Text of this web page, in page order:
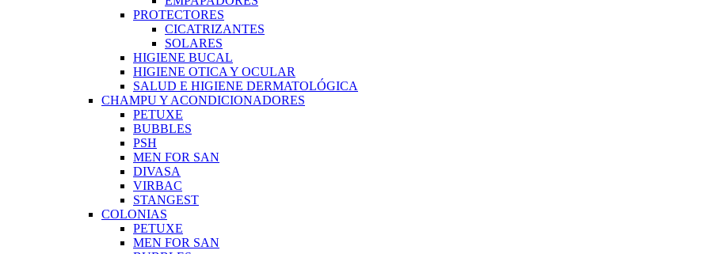
PROTECTORES
CICATRIZANTES
SOLARES
HIGIENE BUCAL
HIGIENE OTICA Y OCULAR
SALUD E HIGIENE DERMATOLÓGICA
CHAMPU Y ACONDICIONADORES
PETUXE
BUBBLES
PSH
MEN FOR SAN
DIVASA
VIRBAC
STANGEST
COLONIAS
PETUXE
MEN FOR SAN